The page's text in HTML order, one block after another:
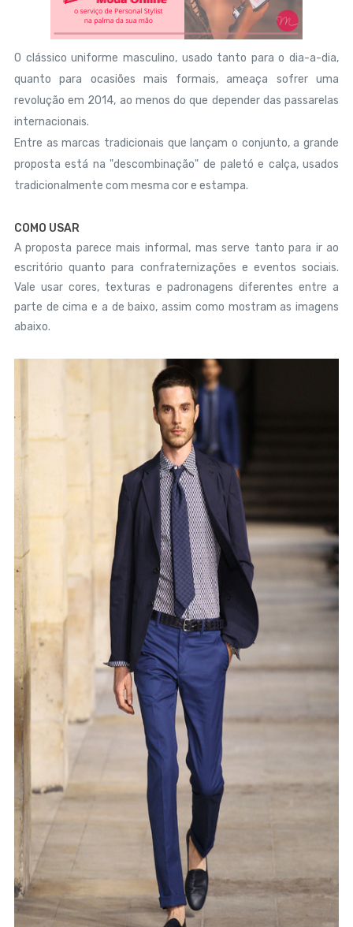
O clássico uniforme masculino, usado tanto para o dia-a-dia,
quanto para ocasiões mais formais, ameaça sofrer uma
revolução em 2014, ao menos do que depender das passarelas
internacionais.
Entre as marcas tradicionais que lançam o conjunto, a grande
proposta está na "descombinação" de paletó e calça, usados
tradicionalmente com mesma cor e estampa.
COMO USAR
A proposta parece mais informal, mas serve tanto para ir ao
escritório quanto para confraternizações e eventos sociais.
Vale usar cores, texturas e padronagens diferentes entre a
parte de cima e a de baixo, assim como mostram as imagens
abaixo.